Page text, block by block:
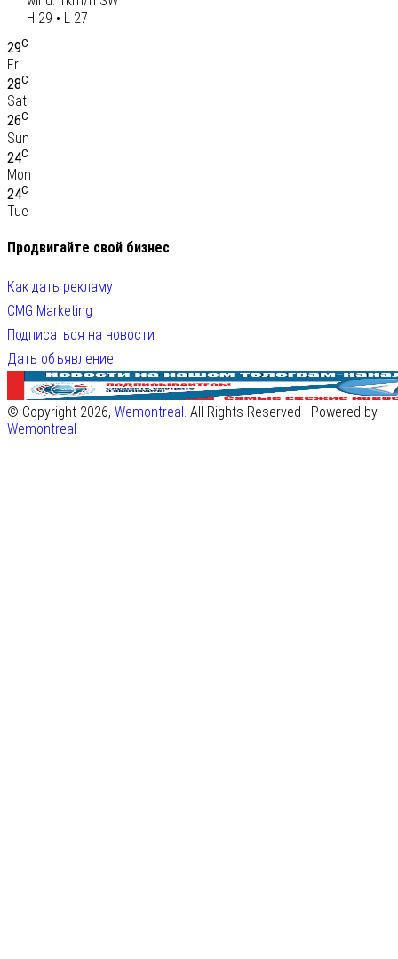
H 29 • L 27
29C
Fri
28C
Sat
26C
Sun
24C
Mon
24C
Tue
Продвигайте свой бизнес
Как дать рекламу
CMG Marketing
Подписаться на новости
Дать объявление
© Copyright 2026, Wemontreal . All Rights Reserved | Powered by
Wemontreal